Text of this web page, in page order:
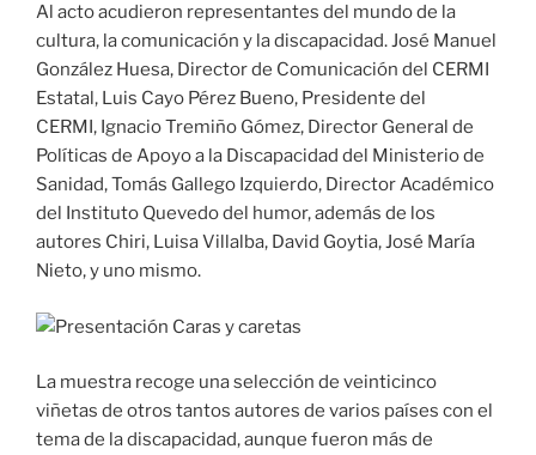
Al acto acudieron representantes del mundo de la
cultura, la comunicación y la discapacidad. José Manuel
González Huesa, Director de Comunicación del CERMI
Estatal, Luis Cayo Pérez Bueno, Presidente del
CERMI, Ignacio Tremiño Gómez, Director General de
Políticas de Apoyo a la Discapacidad del Ministerio de
Sanidad, Tomás Gallego Izquierdo, Director Académico
del Instituto Quevedo del humor, además de los
autores Chiri, Luisa Villalba, David Goytia, José María
Nieto, y uno mismo.
La muestra recoge una selección de veinticinco
viñetas de otros tantos autores de varios países con el
tema de la discapacidad, aunque fueron más de